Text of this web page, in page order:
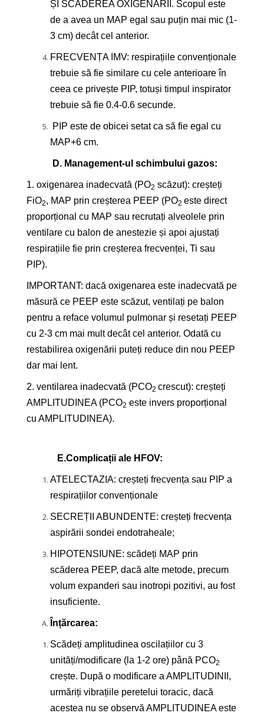
ȘI SCĂDEREA OXIGENĂRII. Scopul este
de a avea un MAP egal sau puțin mai mic (1-
3 cm) decât cel anterior.
FRECVENȚA IMV: respirațiile convenționale
trebuie să fie similare cu cele anterioare în
ceea ce privește PIP, totuși timpul inspirator
trebuie să fie 0.4-0.6 secunde.
PIP este de obicei setat ca să fie egal cu
MAP+6 cm.
D. Management-ul schimbului gazos:
1. oxigenarea inadecvată (PO2 scăzut): creșteți
FiO2, MAP prin creșterea PEEP (PO2 este direct
proporțional cu MAP sau recrutați alveolele prin
ventilare cu balon de anestezie și apoi ajustați
respirațiile fie prin creșterea frecvenței, Ti sau
PIP).
IMPORTANT: dacă oxigenarea este inadecvată pe
măsură ce PEEP este scăzut, ventilați pe balon
pentru a reface volumul pulmonar și resetați PEEP
cu 2-3 cm mai mult decât cel anterior. Odată cu
restabilirea oxigenării puteți reduce din nou PEEP
dar mai lent.
2. ventilarea inadecvată (PCO2 crescut): creșteți
AMPLITUDINEA (PCO2 este invers proporțional
cu AMPLITUDINEA).
E.Complicații ale HFOV:
ATELECTAZIA: creșteți frecvența sau PIP a
respirațiilor convenționale
SECREȚII ABUNDENTE: creșteți frecvența
aspirării sondei endotraheale;
HIPOTENSIUNE: scădeți MAP prin
scăderea PEEP, dacă alte metode, precum
volum expanderi sau inotropi pozitivi, au fost
insuficiente.
Înțărcarea:
Scădeți amplitudinea oscilațiilor cu 3
unități/modificare (la 1-2 ore) până PCO2
crește. După o modificare a AMPLITUDINII,
urmăriți vibrațiile peretelui toracic, dacă
acestea nu se observă AMPLITUDINEA este